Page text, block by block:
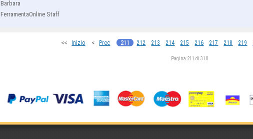
Barbara
FerramentaOnline Staff
<< Inizio < Prec 211 212 213 214 215 216 217 218 219
Pagina 211 di 318